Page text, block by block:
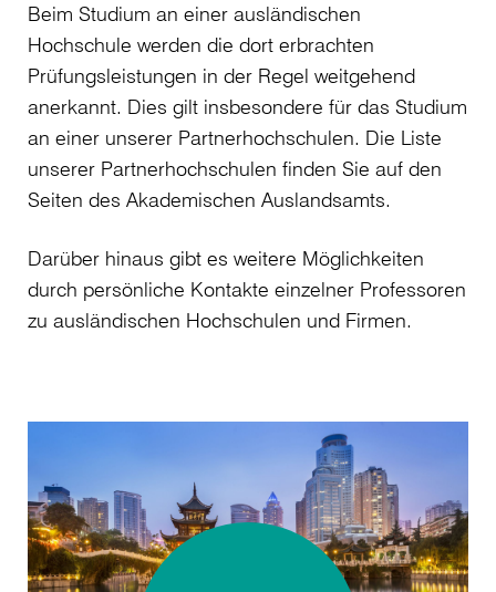
Beim Studium an einer ausländischen
Hochschule werden die dort erbrachten
Prüfungsleistungen in der Regel weitgehend
anerkannt. Dies gilt insbesondere für das Studium
an einer unserer Partnerhochschulen. Die Liste
unserer Partnerhochschulen finden Sie auf den
Seiten des Akademischen Auslandsamts.
Darüber hinaus gibt es weitere Möglichkeiten
durch persönliche Kontakte einzelner Professoren
zu ausländischen Hochschulen und Firmen.